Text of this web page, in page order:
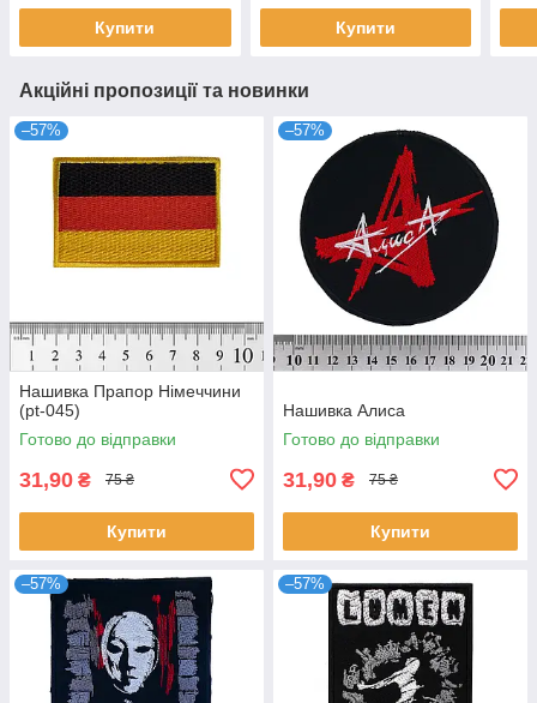
Купити Купити
Акційні пропозиції та новинки
–57%
Нашивка Прапор Німеччини
(pt-045)
Готово до відправки
31,90 ₴ 75 ₴
Купити
–57%
Нашивка Алиса
Готово до відправки
31,90 ₴ 75 ₴
Купити
–57% –57%